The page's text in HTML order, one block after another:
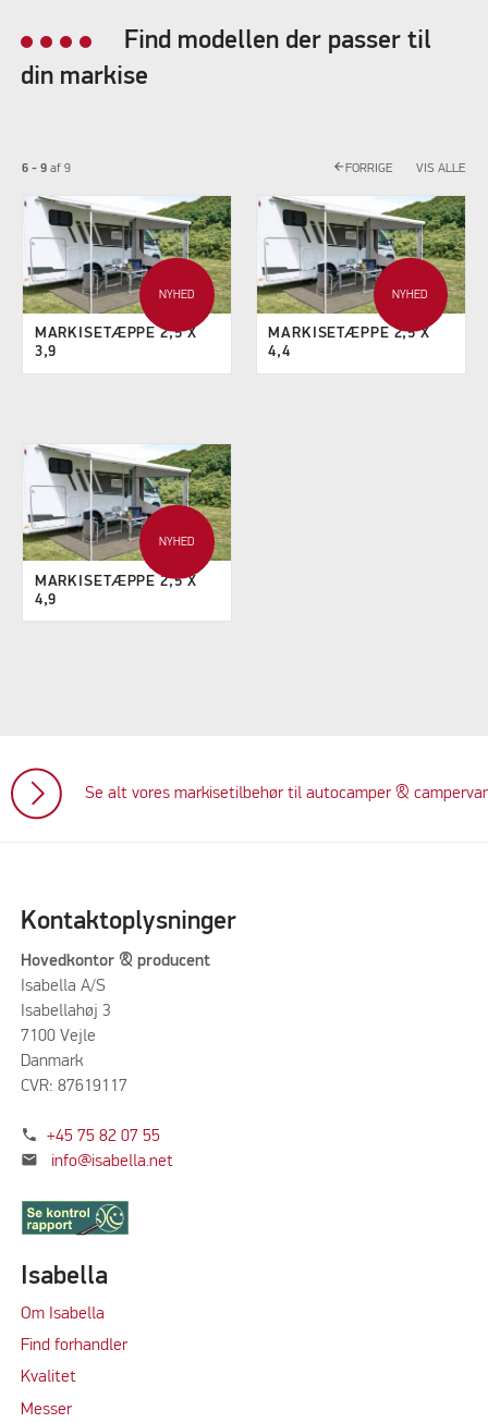
Find modellen der passer til
din markise
6 - 9af 9 arrow_back FORRIGE VIS ALLE
NYHED
MARKISETÆPPE 2,5 X
3,9
NYHED
MARKISETÆPPE 2,5 X
4,4
NYHED
MARKISETÆPPE 2,5 X
4,9
Se alt vores markisetilbehør til autocamper &
Kontaktoplysninger
Hovedkontor & producent
Isabella A/S
Isabellahøj 3
7100 Vejle
Danmark
CVR: 87619117
phone +45 75 82 07 55
mail info@isabella.net
Isabella
Om Isabella
Find forhandler
Kvalitet
Messer